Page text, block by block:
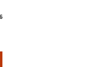
Bupati Cup 2026 Tour